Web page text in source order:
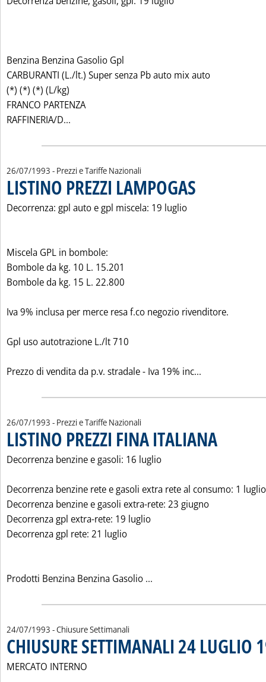
Benzina Benzina Gasolio Gpl
CARBURANTI (L./lt.) Super senza Pb auto mix auto
(*) (*) (*) (L/kg)
FRANCO PARTENZA
RAFFINERIA/D...
26/07/1993 - Prezzi e Tariffe Nazionali
LISTINO PREZZI LAMPOGAS
Decorrenza: gpl auto e gpl miscela: 19 luglio
Miscela GPL in bombole:
Bombole da kg. 10 L. 15.201
Bombole da kg. 15 L. 22.800
Iva 9% inclusa per merce resa f.co negozio rivenditore.
Gpl uso autotrazione L./lt 710
Prezzo di vendita da p.v. stradale - Iva 19% inc...
26/07/1993 - Prezzi e Tariffe Nazionali
LISTINO PREZZI FINA ITALIANA
Decorrenza benzine e gasoli: 16 luglio
Decorrenza benzine rete e gasoli extra rete al consumo: 1 luglio
Decorrenza benzine e gasoli extra-rete: 23 giugno
Decorrenza gpl extra-rete: 19 luglio
Decorrenza gpl rete: 21 luglio
Prodotti Benzina Benzina Gasolio ...
24/07/1993 - Chiusure Settimanali
CHIUSURE SETTIMANALI 24 LUGLIO
MERCATO INTERNO